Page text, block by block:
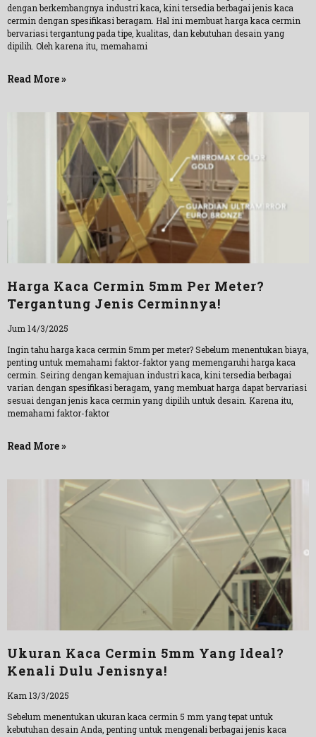
dengan berkembangnya industri kaca, kini tersedia berbagai jenis kaca
cermin dengan spesifikasi beragam. Hal ini membuat harga kaca cermin
bervariasi tergantung pada tipe, kualitas, dan kebutuhan desain yang
dipilih. Oleh karena itu, memahami
Read More »
Harga Kaca Cermin 5mm Per Meter?
Tergantung Jenis Cerminnya!
Jum 14/3/2025
Ingin tahu harga kaca cermin 5mm per meter? Sebelum menentukan biaya,
penting untuk memahami faktor-faktor yang memengaruhi harga kaca
cermin. Seiring dengan kemajuan industri kaca, kini tersedia berbagai
varian dengan spesifikasi beragam, yang membuat harga dapat bervariasi
sesuai dengan jenis kaca cermin yang dipilih untuk desain. Karena itu,
memahami faktor-faktor
Read More »
Ukuran Kaca Cermin 5mm Yang Ideal?
Kenali Dulu Jenisnya!
Kam 13/3/2025
Sebelum menentukan ukuran kaca cermin 5 mm yang tepat untuk
kebutuhan desain Anda, penting untuk mengenali berbagai jenis kaca